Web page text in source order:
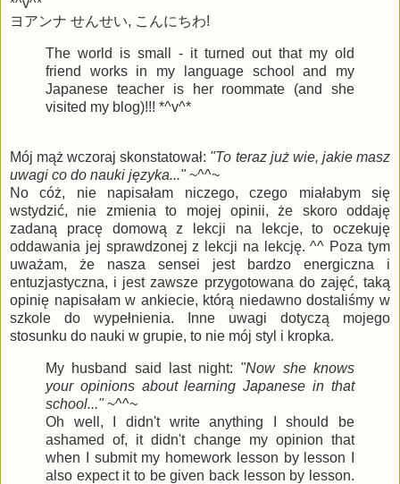
*^v^*
ヨアンナ せんせい, こんにちわ!
The world is small - it turned out that my old
friend works in my language school and my
Japanese teacher is her roommate (and she
visited my blog)!!! *^v^*
Mój mąż wczoraj skonstatował: "To teraz już wie, jakie masz
uwagi co do nauki języka..."~^^~
No cóż, nie napisałam niczego, czego miałabym się
wstydzić, nie zmienia to mojej opinii, że skoro oddaję
zadaną pracę domową z lekcji na lekcje, to oczekuję
oddawania jej sprawdzonej z lekcji na lekcję. ^^ Poza tym
uważam, że nasza sensei jest bardzo energiczna i
entuzjastyczna, i jest zawsze przygotowana do zajęć, taką
opinię napisałam w ankiecie, którą niedawno dostaliśmy w
szkole do wypełnienia. Inne uwagi dotyczą mojego
stosunku do nauki w grupie, to nie mój styl i kropka.
My husband said last night: "Now she knows
your opinions about learning Japanese in that
school..."~^^~
Oh well, I didn't write anything I should be
ashamed of, it didn't change my opinion that
when I submit my homework lesson by lesson I
also expect it to be given back lesson by lesson.